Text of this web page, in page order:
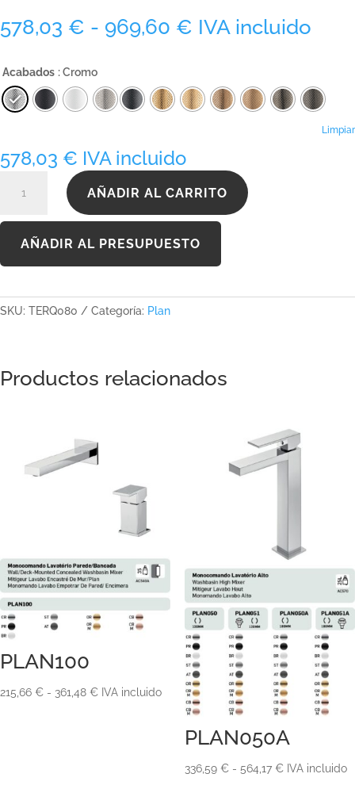
578,03 € - 969,60 € Rango
desde
578,03 €
hasta
IVA incluido
Acabados : Cromo
Limpiar
578,03 € IVA incluido
cantidad
AÑADIR AL CARRITO
AÑADIR AL PRESUPUESTO
SKU: TERQ080 Categoría: Plan
Productos relacionados
PLAN100
215,66 € - 361,48 €Rango
IVA incluido
PLAN050A
336,59 € - 564,17 €Rango
IVA incluido